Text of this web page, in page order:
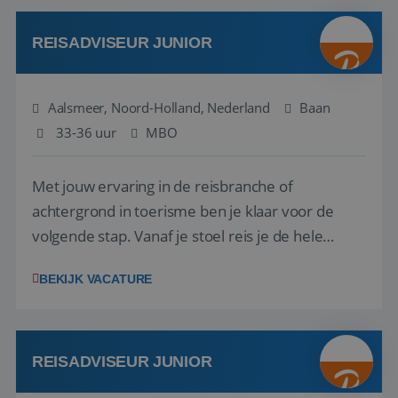
werken: of het nu gaat om vragen ...
REISADVISEUR JUNIOR
Aalsmeer, Noord-Holland, Nederland
Baan
33-36 uur
MBO
Met jouw ervaring in de reisbranche of
achtergrond in toerisme ben je klaar voor de
volgende stap. Vanaf je stoel reis je de hele
wensen van je team, je klant en wat er in de
klanten te overtuigen om die droomreis te
boeken! ...
BEKIJK VACATURE
REISADVISEUR JUNIOR